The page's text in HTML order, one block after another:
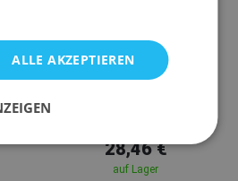
116cm 140cm
28,46 €
auf Lager
ALLE AKZEPTIEREN